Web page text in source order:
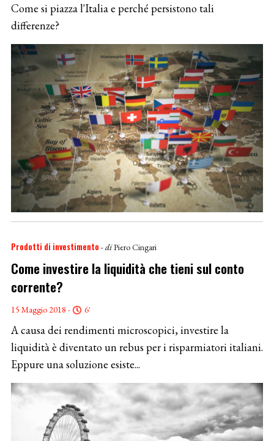
Come si piazza l'Italia e perché persistono tali
differenze?
Prodotti di investimento - diPiero Cingari
Come investire la liquidità che tieni sul conto
corrente?
15 Maggio 2018 - 6'
A causa dei rendimenti microscopici, investire la
liquidità è diventato un rebus per i risparmiatori italiani.
Eppure una soluzione esiste...